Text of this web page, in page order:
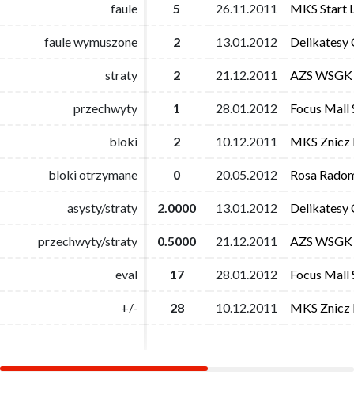
faule 5 26.11.2011 MKS Start
faule wymuszone 2 13.01.2012 Delikatesy
straty 2 21.12.2011 AZS
przechwyty 1 28.01.2012 Focus Mall
bloki 2 10.12.2011 MKS Znicz
bloki otrzymane 0 20.05.2012 Rosa
asysty/straty 2.0000 13.01.2012 Delikatesy
przechwyty/straty 0.5000 21.12.2011 AZS
eval 17 28.01.2012 Focus Mall
+/- 28 10.12.2011 MKS Znicz
faule 5 26.11.2011 MKS Start
faule wymuszone 2 13.01.2012 Delikatesy
straty 2 21.12.2011 AZS
przechwyty 1 28.01.2012 Focus Mall
bloki 2 10.12.2011 MKS Znicz
bloki otrzymane 0 20.05.2012 Rosa
asysty/straty 2.0000 13.01.2012 Delikatesy
przechwyty/straty 0.5000 21.12.2011 AZS
eval 17 28.01.2012 Focus Mall
+/- 28 10.12.2011 MKS Znicz